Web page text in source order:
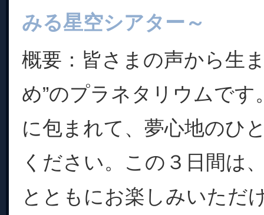
みる星空シアター～
概要：皆さまの声から生
め”のプラネタリウムです
に包まれて、夢心地のひ
ください。この３日間は
とともにお楽しみいただ